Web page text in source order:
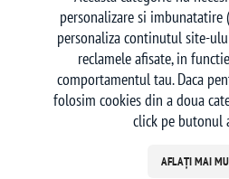
Urmăriți-
personalizare si imbunatatire
personaliza continutul site-
reclamele afisate, in
comportamentul tau. Daca
folosim cookies din a doua
click pe butonul
AFLAȚI MAI